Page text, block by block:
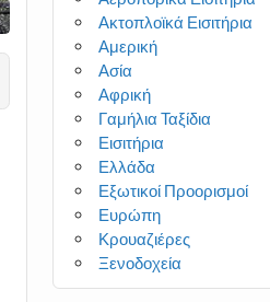
Ακτοπλοϊκά Εισιτήρια
Αμερική
Ασία
Αφρική
Γαμήλια Ταξίδια
Εισιτήρια
Ελλάδα
Εξωτικοί Προορισμοί
Ευρώπη
Κρουαζιέρες
Ξενοδοχεία